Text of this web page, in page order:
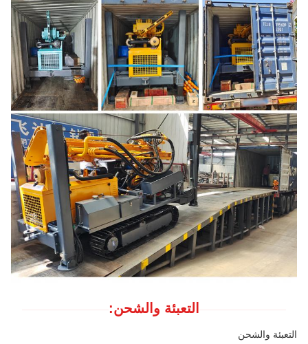
التعبئة والشحن:
التعبئة والشحن